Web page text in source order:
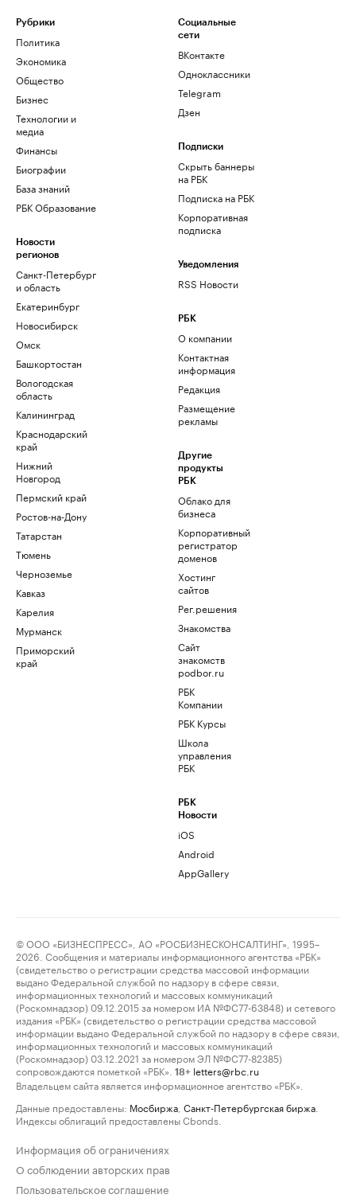
Рубрики
Политика
Экономика
Общество
Бизнес
Технологии и
медиа
Финансы
Биографии
База знаний
РБК Образование
Новости
регионов
Санкт-Петербург
и область
Екатеринбург
Новосибирск
Омск
Башкортостан
Вологодская
область
Калининград
Краснодарский
край
Нижний
Новгород
Пермский край
Ростов-на-Дону
Татарстан
Тюмень
Черноземье
Кавказ
Карелия
Мурманск
Приморский
край
Социальные
сети
ВКонтакте
Одноклассники
Telegram
Дзен
Подписки
Скрыть баннеры
на РБК
Подписка на РБК
Корпоративная
подписка
Уведомления
RSS Новости
РБК
О компании
Контактная
информация
Редакция
Размещение
рекламы
Другие
продукты
РБК
Облако для
бизнеса
Корпоративный
регистратор
доменов
Хостинг
сайтов
Рег.решения
Знакомства
Сайт
знакомств
podbor.ru
РБК
Компании
РБК Курсы
Школа
управления
РБК
РБК
Новости
iOS
Android
AppGallery
© ООО «БИЗНЕСПРЕСС», АО «РОСБИЗНЕСКОНСАЛТИНГ», 1995–
2026. Сообщения и материалы информационного агентства «РБК»
(свидетельство о регистрации средства массовой информации
выдано Федеральной службой по надзору в сфере связи,
информационных технологий и массовых коммуникаций
(Роскомнадзор) 09.12.2015 за номером ИА №ФС77-63848) и сетевого
издания «РБК» (свидетельство о регистрации средства массовой
информации выдано Федеральной службой по надзору в сфере связи,
информационных технологий и массовых коммуникаций
(Роскомнадзор) 03.12.2021 за номером ЭЛ №ФС77-82385)
сопровождаются пометкой «РБК».
18+ letters@rbc.ru
Владельцем сайта является информационное агентство «РБК».
Данные предоставлены: Мосбиржа Санкт-Петербургская биржа
Индексы облигаций предоставлены Cbonds.
Информация об ограничениях
О соблюдении авторских прав
Пользовательское соглашение